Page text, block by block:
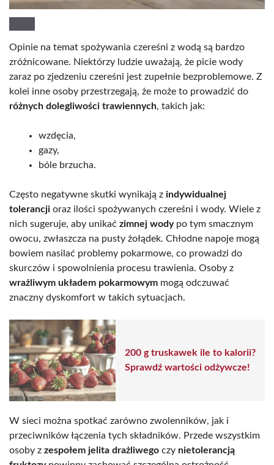
Opinie na temat spożywania czereśni z wodą są bardzo
zróżnicowane. Niektórzy ludzie uważają, że picie wody
zaraz po zjedzeniu czereśni jest zupełnie bezproblemowe. Z
kolei inne osoby przestrzegają, że może to prowadzić do
różnych dolegliwości trawiennych, takich jak:
wzdęcia,
gazy,
bóle brzucha.
Często negatywne skutki wynikają z indywidualnej
tolerancji oraz ilości spożywanych czereśni i wody. Wiele z
nich sugeruje, aby unikać zimnej wodypo tym smacznym
owocu, zwłaszcza na pusty żołądek. Chłodne napoje mogą
bowiem nasilać problemy pokarmowe, co prowadzi do
skurczów i spowolnienia procesu trawienia. Osoby z
wrażliwym układem pokarmowym mogą odczuwać
znaczny dyskomfort w takich sytuacjach.
200 g truskawek ile to kalorii?
Sprawdź wartości odżywcze!
W sieci można spotkać zarówno zwolenników, jak i
przeciwników łączenia tych składników. Przede wszystkim
osoby z zespołem jelita drażliwego czy nietolerancją